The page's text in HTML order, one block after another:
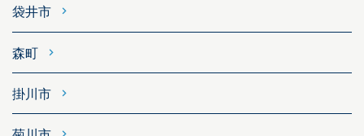
袋井市
森町
掛川市